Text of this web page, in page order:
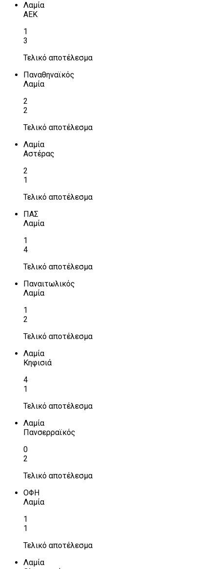
Λαμία
ΑΕΚ
1
3
Τελικό αποτέλεσμα
Παναθηναϊκός
Λαμία
2
2
Τελικό αποτέλεσμα
Λαμία
Αστέρας
2
1
Τελικό αποτέλεσμα
ΠΑΣ
Λαμία
1
4
Τελικό αποτέλεσμα
Παναιτωλικός
Λαμία
1
2
Τελικό αποτέλεσμα
Λαμία
Κηφισιά
4
1
Τελικό αποτέλεσμα
Λαμία
Πανσερραϊκός
0
2
Τελικό αποτέλεσμα
ΟΦΗ
Λαμία
1
1
Τελικό αποτέλεσμα
Λαμία